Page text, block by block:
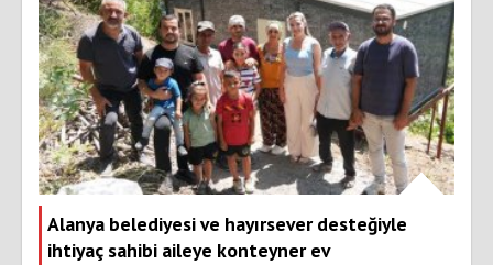
Alanya belediyesi ve hayırsever desteğiyle
ihtiyaç sahibi aileye konteyner ev